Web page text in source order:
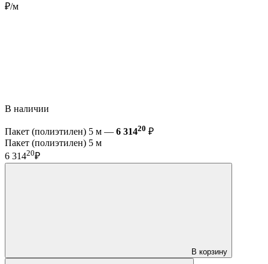
₽/м
В наличии
Пакет (полиэтилен) 5 м — 6 31420 ₽
Пакет (полиэтилен) 5 м
6 31420₽
В корзину